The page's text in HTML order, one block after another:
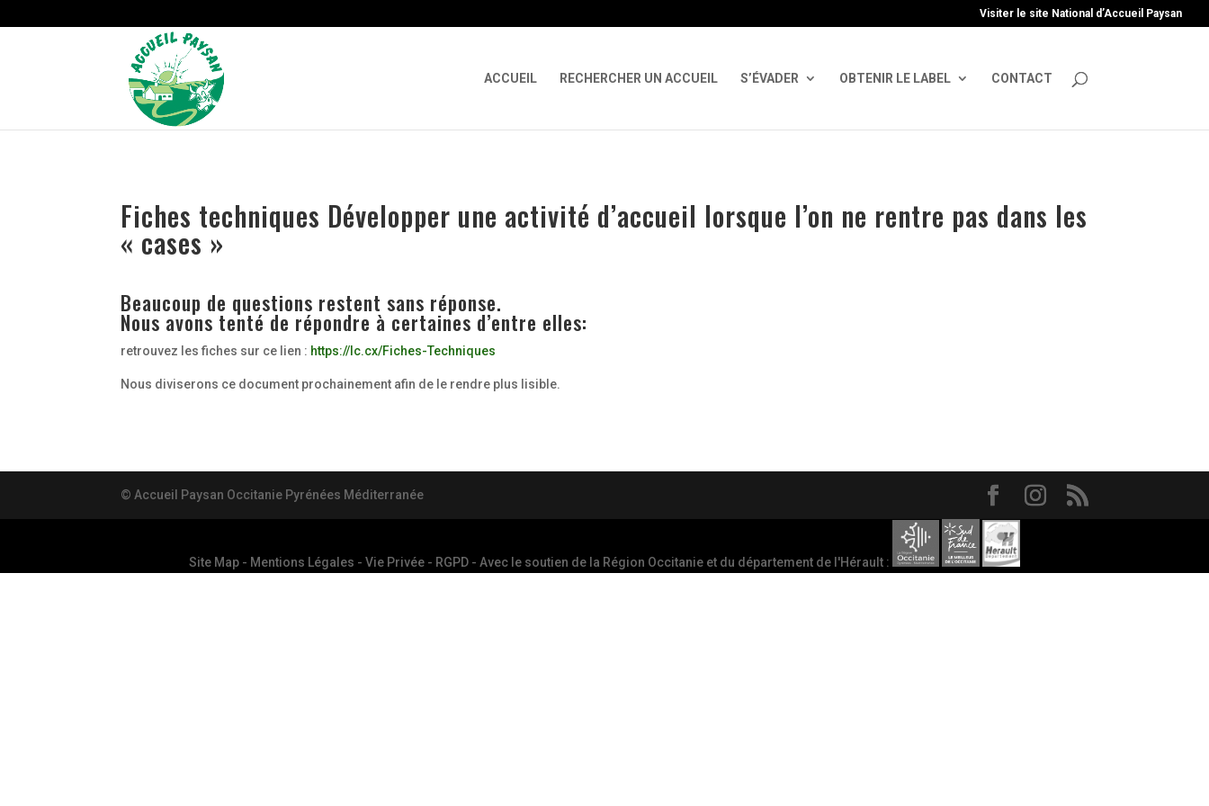
Visiter le site National d’Accueil Paysan
ACCUEIL RECHERCHER UN ACCUEIL S’ÉVADER OBTENIR LE LABEL CONTACT
Fiches techniques Développer une activité d’accueil lorsque l’on ne rentre pas dans les
« cases »
Beaucoup de questions restent sans réponse.
Nous avons tenté de répondre à certaines d’entre elles:
retrouvez les fiches sur ce lien : https://lc.cx/Fiches-Techniques
Nous diviserons ce document prochainement afin de le rendre plus lisible.
© Accueil Paysan Occitanie Pyrénées Méditerranée
Site Map - Mentions Légales - Vie Privée - RGPD - Avec le soutien de la Région Occitanie et du département de l'Hérault :